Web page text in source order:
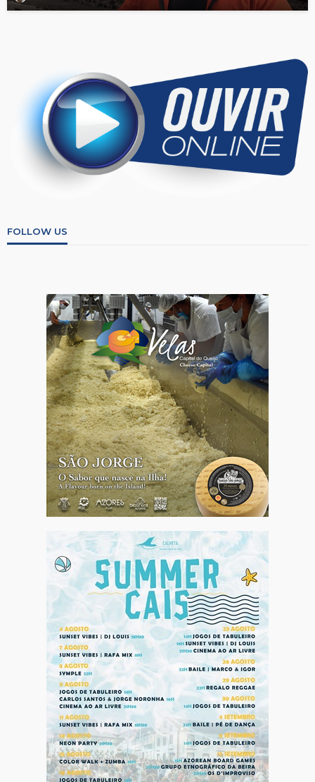
FOLLOW US